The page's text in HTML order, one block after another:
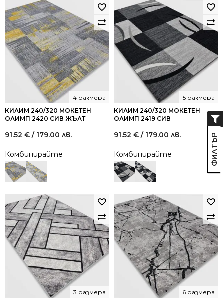
КИЛИМ 240/320 МОКЕТЕН
ОЛИМП 2420 СИВ ЖЪЛТ
4 размера
91.52 € / 179.00 лв.
Комбинирайте
КИЛИМ 240/320 МОКЕТЕН
ОЛИМП 2419 СИВ
5 размера
91.52 € / 179.00 лв.
Комбинирайте
3 размера 6 размера